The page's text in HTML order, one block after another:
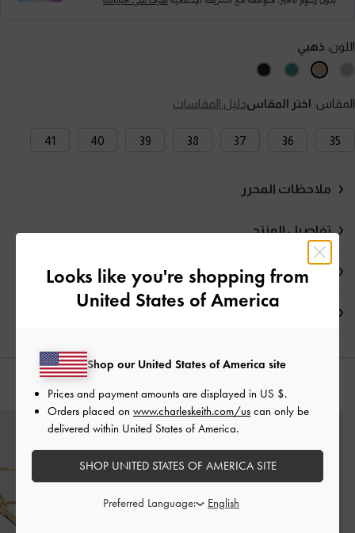
اللون: ذهبي
المقاس: اختر المقاسدليل المقاسات
35
36
37
38
39
40
41
ملاحظات المحرر
تفاصيل المنتج
العروض الحصرية
قد يعجبك آيضاً
Looks like you're shopping from
United States of America
Shop our United States of America site
Prices and payment amounts are displayed in US $.
Orders placed on www.charleskeith.com/us can only be
delivered within United States of America.
SHOP UNITED STATES OF AMERICA SITE
Preferred Language: